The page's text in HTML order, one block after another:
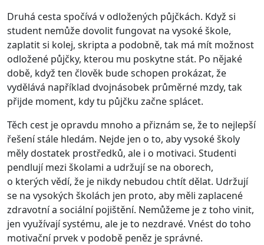
Druhá cesta spočívá v odložených půjčkách. Když si
student nemůže dovolit fungovat na vysoké škole,
zaplatit si kolej, skripta a podobně, tak má mít možnost
odložené půjčky, kterou mu poskytne stát. Po nějaké
době, když ten člověk bude schopen prokázat, že
vydělává například dvojnásobek průměrné mzdy, tak
přijde moment, kdy tu půjčku začne splácet.
Těch cest je opravdu mnoho a přiznám se, že to nejlepší
řešení stále hledám. Nejde jen o to, aby vysoké školy
měly dostatek prostředků, ale i o motivaci. Studenti
pendlují mezi školami a udržují se na oborech,
o kterých vědí, že je nikdy nebudou chtít dělat. Udržují
se na vysokých školách jen proto, aby měli zaplacené
zdravotní a sociální pojištění. Nemůžeme je z toho vinit,
jen využívají systému, ale je to nezdravé. Vnést do toho
motivační prvek v podobě peněz je správné.